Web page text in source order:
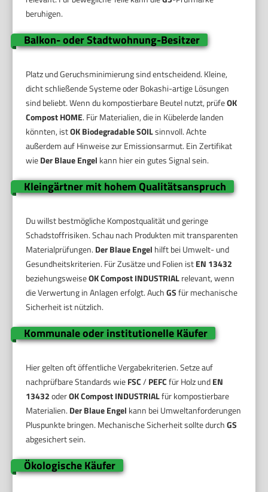
beruhigen.
Balkon- oder Stadtwohnung-Besitzer
Platz und Geruchsminimierung sind entscheidend. Kleine,
dicht schließende Systeme oder Bokashi-artige Lösungen
sind beliebt. Wenn du kompostierbare Beutel nutzt, prüfeOK
Compost HOME. Für Materialien, die in Kübelerde landen
könnten, istOK Biodegradable SOILsinnvoll. Achte
außerdem auf Hinweise zur Emissionsarmut. Ein Zertifikat
wieDer Blaue Engel kann hier ein gutes Signal sein.
Kleingärtner mit hohem Qualitätsanspruch
Du willst bestmögliche Kompostqualität und geringe
Schadstoffrisiken. Schau nach Produkten mit transparenten
Materialprüfungen. Der Blaue Engel hilft bei Umwelt- und
Gesundheitskriterien. Für Zusätze und Folien istEN 13432
beziehungsweiseOK Compost INDUSTRIALrelevant, wenn
die Verwertung in Anlagen erfolgt. AuchGSfür mechanische
Sicherheit ist nützlich.
Kommunale oder institutionelle Käufer
Hier gelten oft öffentliche Vergabekriterien. Setze auf
nachprüfbare Standards wieFSC/PEFCfür Holz undEN
13432oderOK Compost INDUSTRIALfür kompostierbare
Materialien. Der Blaue Engel kann bei Umweltanforderungen
Pluspunkte bringen. Mechanische Sicherheit sollte durchGS
abgesichert sein.
Ökologische Käufer